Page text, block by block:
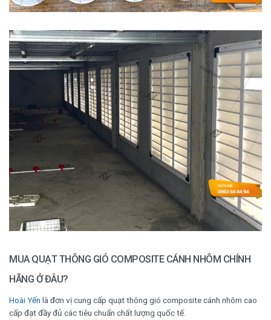
MUA QUẠT THÔNG GIÓ COMPOSITE CÁNH NHÔM CHÍNH
HÃNG Ở ĐÂU?
Hoài Yến là đơn vị cung cấp quạt thông gió composite cánh nhôm cao
cấp đạt đầy đủ các tiêu chuẩn chất lượng quốc tế.